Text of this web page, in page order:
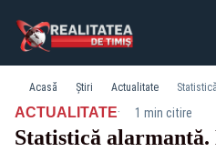
Acasă Știri Actualitate
ACTUALITATE· 1 min citire
Statistică